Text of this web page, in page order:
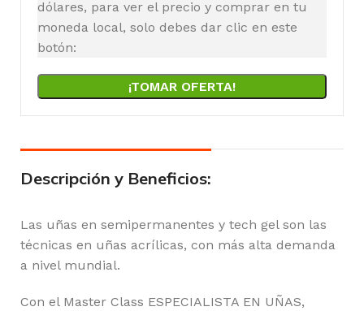
dólares, para ver el precio y comprar en tu
moneda local, solo debes dar clic en este
botón:
¡TOMAR OFERTA!
Descripción y Beneficios:
Las uñas en semipermanentes y tech gel son las
técnicas en uñas acrílicas, con más alta demanda
a nivel mundial.
Con el Master Class ESPECIALISTA EN UÑAS,